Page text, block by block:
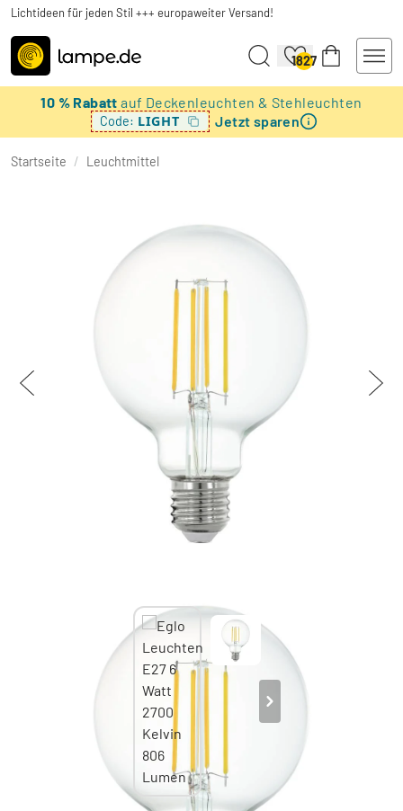
Lichtideen für jeden Stil +++ europaweiter Versand!
1827
10 % Rabattauf Deckenleuchten & Stehleuchten
Code: LIGHT Jetzt sparen
Startseite / Leuchtmittel